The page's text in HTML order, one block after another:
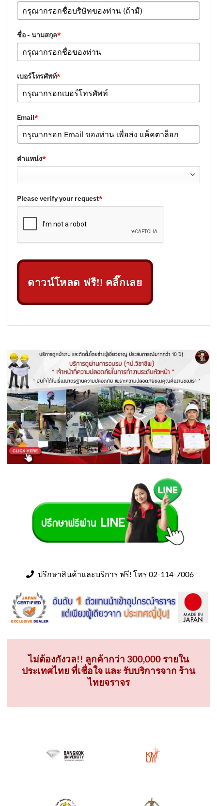
ชื่อ - นามสกุล*
เบอร์โทรศัพท์*
Email*
ตำแหน่ง*
Please verify your request*
ดาวน์โหลด ฟรี!! คลิ๊กเลย
ปรึกษาสินค้าและบริการ ฟรี! โทร 02-114-7006
ไม่ต้องกังวล!! ลูกค้ากว่า 300,000 รายใน
ประเทศไทย ที่เชื่อใจ และ รับบริการจาก ร้าน
ไทยจราจร